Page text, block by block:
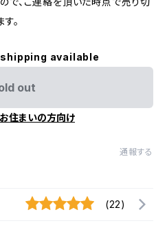
。
available
out
住まいの方向け
通報する
(22)